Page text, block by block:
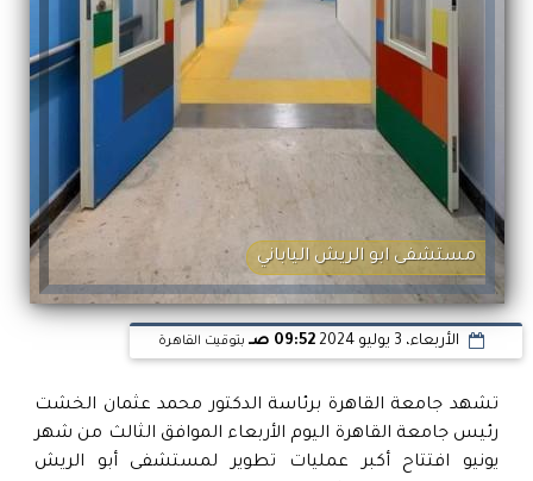
مستشفى ابو الريش الياباني
الأربعاء، 3 يوليو 2024 09:52 صـ بتوقيت القاهرة
تشهد جامعة القاهرة برئاسة الدكتور محمد عثمان الخشت
رئيس جامعة القاهرة اليوم الأربعاء الموافق الثالث من شهر
يونيو افتتاح أكبر عمليات تطوير لمستشفى أبو الريش